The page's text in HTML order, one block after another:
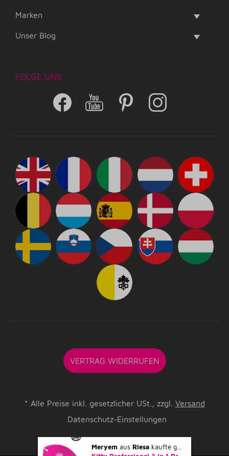
Marken
Unser Blog
FOLGE UNS
VERTRAG WIDERRUFEN
* Alle Preise inkl. gesetzlicher USt., zzgl. Versand
Datenschutz-Einstellungen
Meryem aus Riesa kaufte gerade